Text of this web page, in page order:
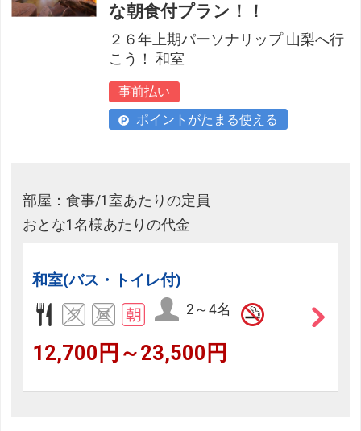
な朝食付プラン！！
２６年上期パーソナリップ 山梨へ行
こう！ 和室
事前払い
ポイントがたまる使える
部屋：食事/1室あたりの定員
おとな1名様あたりの代金
和室(バス・トイレ付)
2～4名
12,700円～23,500円